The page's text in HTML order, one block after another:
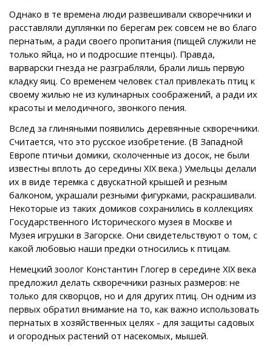
Однако в те времена люди развешивали скворечники и
расставляли дуплянки по берегам рек совсем не во благо
пернатым, а ради своего пропитания (пищей служили не
только яйца, но и подросшие птенцы). Правда,
варварски гнезда не разграбляли, брали лишь первую
кладку яиц. Со временем человек стал привлекать птиц к
своему жилью не из кулинарных соображений, а ради их
красоты и мелодичного, звонкого пения.
Вслед за глиняными появились деревянные скворечники.
Считается, что это русское изобретение. (В Западной
Европе птичьи домики, сколоченные из досок, не были
известны вплоть до середины XIX века.) Умельцы делали
их в виде теремка с двускатной крышей и резным
балконом, украшали резными фигурками, раскрашивали.
Некоторые из таких домиков сохранились в коллекциях
Государственного Исторического музея в Москве и
Музея игрушки в Загорске. Они свидетельствуют о том, с
какой любовью наши предки относились к птицам.
Немецкий зоолог Константин Глогер в середине XIX века
предложил делать скворечники разных размеров: не
только для скворцов, но и для других птиц. Он одним из
первых обратил внимание на то, как важно использовать
пернатых в хозяйственных целях - для защиты садовых
и огородных растений от насекомых, мышей.